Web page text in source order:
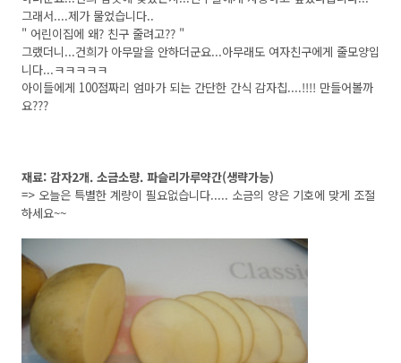
그래서....제가 물었습니다..
" 어린이집에 왜? 친구 줄려고?? "
그랬더니...건희가 아무말을 안하더군요...아무래도 여자친구에게 줄모양입
니다...ㅋㅋㅋㅋㅋ
아이들에게 100점짜리 엄마가 되는 간단한 간식 감자칩....!!!! 만들어볼까
요???
재료: 감자2개. 소금소량. 파슬리가루약간(생략가능)
=> 오늘은 특별한 계량이 필요없습니다..... 소금의 양은 기호에 맞게 조절
하세요~~